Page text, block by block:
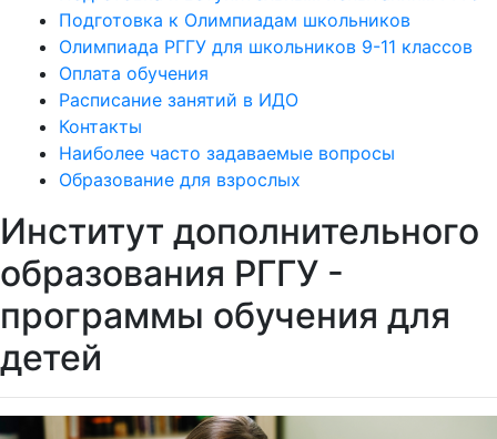
Подготовка к Олимпиадам школьников
Олимпиада РГГУ для школьников 9-11 классов
Оплата обучения
Расписание занятий в ИДО
Контакты
Наиболее часто задаваемые вопросы
Образование для взрослых
Институт дополнительного
образования РГГУ -
программы обучения для
детей